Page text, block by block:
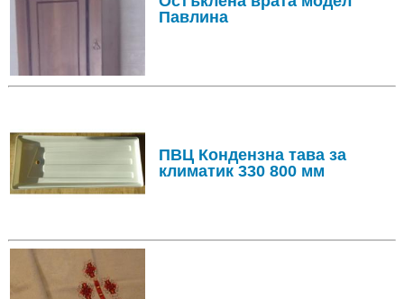
Павлина
ПВЦ Кондензна тава за
климатик 330 800 мм